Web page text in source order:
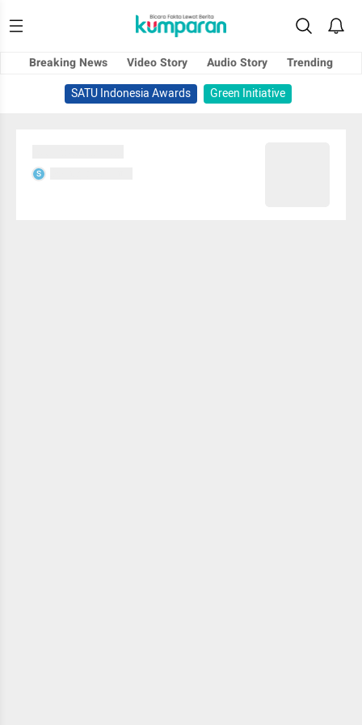
Breaking News Video Story Audio Story
Trending
SATU Indonesia Awards
Green Initiative
S